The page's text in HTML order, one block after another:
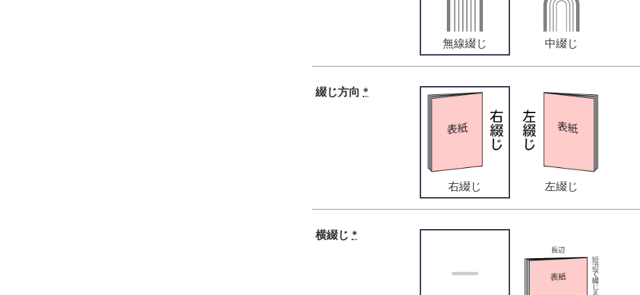
無線綴じ 中綴じ
綴じ方向 *
右綴じ 左綴じ
横綴じ *